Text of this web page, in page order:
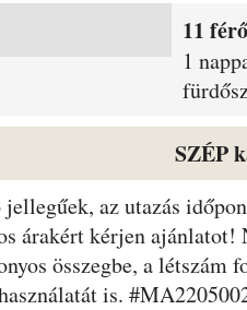
11
1
SZÉP
az utazás
árakért kérjen ajánlatot!
összegbe, a
is.